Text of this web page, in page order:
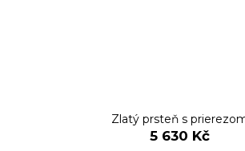
Zlatý prsteň s
5 630 Kč